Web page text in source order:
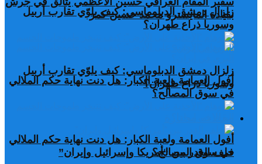
زلزال دمشق الدبلوماسي: كيف يلوّي تقارب أربيل
وسوريا ذراع طهران؟
أفول العمامة ولعبة الكبار: هل دنت نهاية حكم الملالي
في سوق المصالح؟
حلف الغدر بين “أمريكا وإسرائيل وإيران”
بقيادة المايسترو محمد حسين كمر
زلزال دمشق الدبلوماسي: كيف يلوّي تقارب أربيل
وسوريا ذراع طهران؟
أفول العمامة ولعبة الكبار: هل دنت نهاية حكم الملالي
في سوق المصالح؟